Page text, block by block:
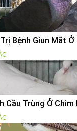
Bệnh Giun Mắt Ở
Cầu Trùng Ở Chim